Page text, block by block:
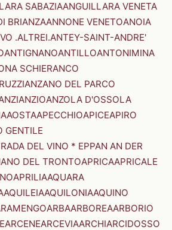
SABAZIAANGUILLARA VENETA
BRIANZAANNONE VENETOANOIA
.ALTREI.ANTEY-SAINT-ANDRE'
ANTIGNANOANTILLOANTONIMINA
SCHIERANCO
ANZANO DEL PARCO
ANZIOANZOLA D'OSSOLA
AOSTAAPECCHIOAPICEAPIRO
GENTILE
DEL VINO * EPPAN AN DER
DEL TRONTOAPRICAAPRICALE
APRILIAAQUARA
AQUILEIAAQUILONIAAQUINO
ARBAARBOREAARBORIO
ARCENEARCEVIAARCHIARCIDOSSO